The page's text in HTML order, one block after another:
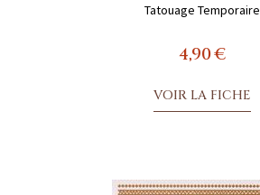
Tatouage Temporaire
4,90 €
VOIR LA FICHE